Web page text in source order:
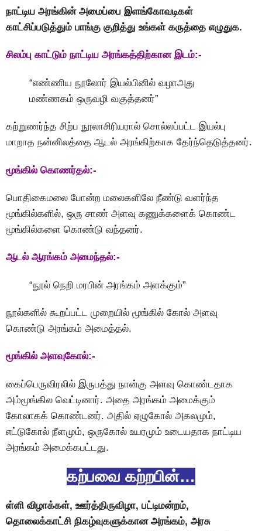
நாட்டிய அரங்கின் அமைப்பை இளங்கோவடிகள்
காட்சிப்படுத்தும் பாங்கு குறித்து உங்கள் கருத்தை எழுதுக.
சிலம்பு காட்டும் நாட்டிய அரங்கத்திற்கான இடம்:-
“எண்ணிய நூலோர் இயல்பினில் வழாஅது
மண்ணகம் ஒருவழி வகுத்தனர்”
கற்றுணர்ந்த சிற்ப நூலாசிரியரால் சொல்லப்பட்ட இயல்பு
மாறாத நன்னிலத்தை ஆடல் அரங்கிற்காக தேர்ந்தெடுத்தனர்.
மூங்கில் கொணர்தல்:-
பொதிகைமலை போன்ற மலைகளிலே நீண்டு வளர்ந்த
மூங்கில்களில், ஒரு சாண் அளவு கணுக்களைக் கொண்ட
மூங்கில்களை கொண்டு வந்தனர்.
ஆடல் ஆரங்கம் அமைந்தல்:-
“நூல் நெறி மரபின் அரங்கம் அளக்கும்”
நூல்களில் கூறப்பட்ட முறையில் மூங்கில் கோல் அளவு
கொண்டு அரங்கம் அமைத்தல்.
மூங்கில் அளவுகோல்:-
கைப்பெருவிரலில் இருபத்து நான்கு அளவு கொண்டதாக
அம்மூங்கில வெட்டினார். அதை அரங்கம் அமைக்கும்
கோலாகக் கொண்டனர். அதில் ஏழுகோல் அகலமும்,
எட்டுகோல் நீளமும், ஒருகோல் உயரமும் உடையதாக நாட்டிய
அரங்கம் அமைக்கபட்டது.
கற்பவை கற்றபின்…
ள்ளி விழாக்கள், ஊர்த்திருவிழா, பட்டிமன்றம்,
தொலைக்காட்சி நிகழ்வுகளுக்கான அரங்கம், அரசு